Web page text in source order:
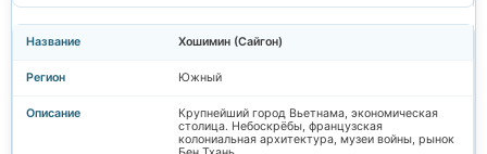
Хошимин (Сайгон)
Южный
Крупнейший город Вьетнама, экономическая
столица. Небоскрёбы, французская
колониальная архитектура, музеи войны, рынок